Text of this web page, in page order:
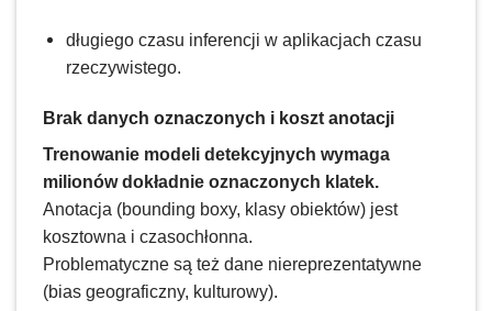
długiego czasu inferencji w aplikacjach czasu
rzeczywistego.
Brak danych oznaczonych i koszt anotacji
Trenowanie modeli detekcyjnych wymaga
milionów dokładnie oznaczonych klatek.
Anotacja (bounding boxy, klasy obiektów) jest
kosztowna i czasochłonna.
Problematyczne są też dane niereprezentatywne
(bias geograficzny, kulturowy).